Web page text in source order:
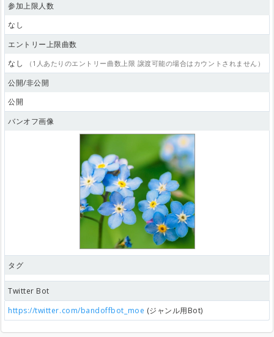
参加上限人数
なし
エントリー上限曲数
なし
（1人あたりのエントリー曲数上限 譲渡可能の場合はカウントされません）
公開/非公開
公開
バンオフ画像
タグ
Twitter Bot
https://twitter.com/bandoffbot_moe (ジャンル用Bot)